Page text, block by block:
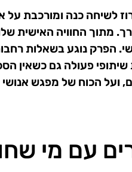
גיא מרוז לשיחה כנה
מתוך החוויה האישית
הפרק נוגע בשאלות
פעולה גם כשאין
ועל הכוח של מפגש
עם מי